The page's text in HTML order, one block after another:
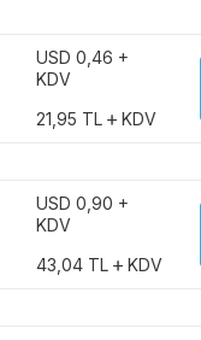
USD 0,46 +
KDV
21,95 TL KDV
USD 0,90 +
KDV
43,04TL KDV